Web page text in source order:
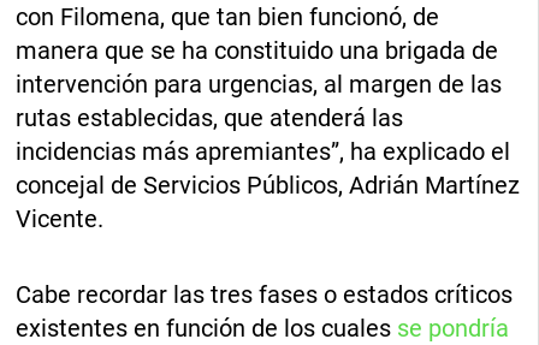
con Filomena, que tan bien funcionó, de
manera que se ha constituido una brigada de
intervención para urgencias, al margen de las
rutas establecidas, que atenderá las
incidencias más apremiantes”, ha explicado el
concejal de Servicios Públicos, Adrián Martínez
Vicente.
Cabe recordar las tres fases o estados críticos
existentes en función de los cuales se pondría